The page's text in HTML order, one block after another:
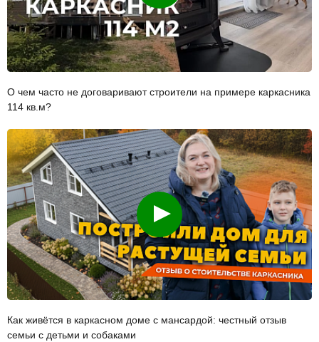
О чем часто не договаривают строители на примере каркасника
114 кв.м?
Смотреть
Как живётся в каркасном доме с мансардой: честный отзыв
семьи с детьми и собаками